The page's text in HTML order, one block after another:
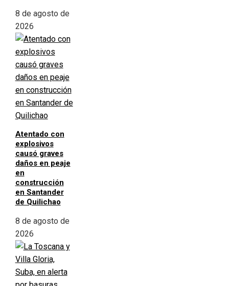
8 de agosto de
2026
Atentado con
explosivos
causó graves
daños en peaje
en
construcción
en Santander
de Quilichao
8 de agosto de
2026